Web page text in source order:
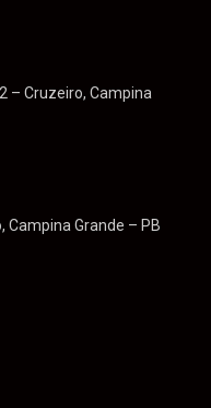
– Cruzeiro, Campina
Campina Grande – PB